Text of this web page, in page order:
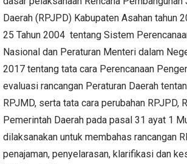
Daerah (RPJPD) Kabupaten Asahan tahun
25 Tahun 2004 tentang Sistem
Nasional dan Peraturan Menteri dalam
2017 tentang tata cara Perencanaan
evaluasi rancangan Peraturan Daerah
RPJMD, serta tata cara perubahan RPJPD,
Pemerintah Daerah pada pasal 31 ayat 1
dilaksanakan untuk membahas rancangan
penajaman, penyelarasan, klarifikasi dan